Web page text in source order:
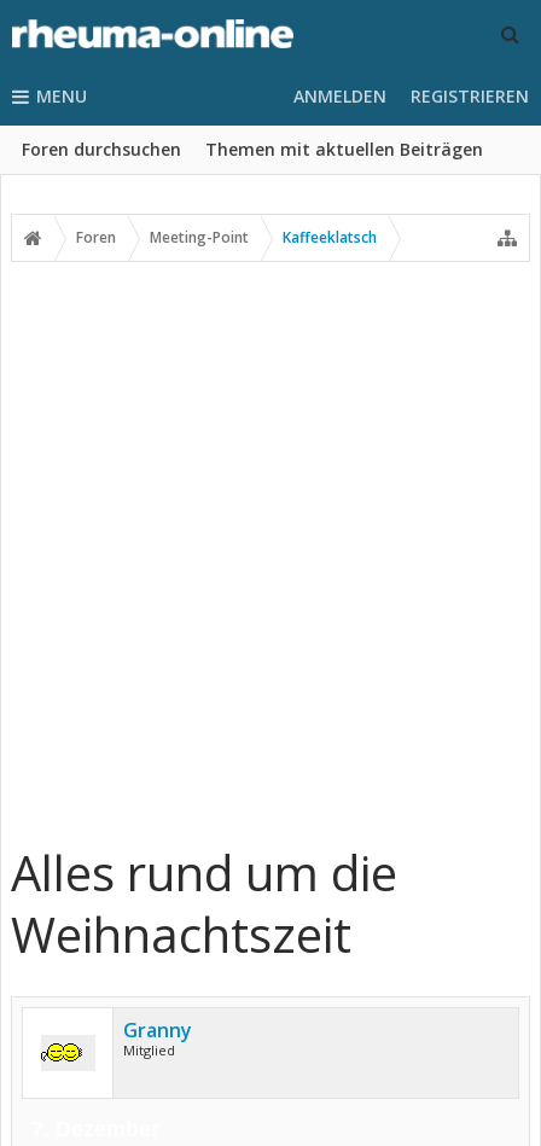
MENU
Foren durchsuchen Themen mit aktuellen Beiträgen
ANMELDEN REGISTRIEREN
Foren Meeting-Point Kaffeeklatsch
Alles rund um die
Weihnachtszeit
Granny
Mitglied